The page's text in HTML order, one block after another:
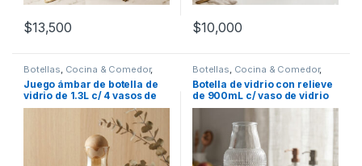
$13,500 $10,000
Botellas, Cocina & Comedor,
Recipientes para bebidas y
líquidos,Vasos
Juego ámbar de botella de
vidrio de 1.3L c/ 4 vasos de
260mL (56130)
Botellas, Cocina & Comedor,
Recipientes para bebidas y
líquidos
Botella de vidrio con relieve
de 900mL c/ vaso de vidrio
de noche (56102)